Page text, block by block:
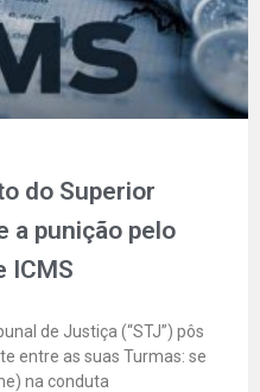
do Superior
a punição pelo
ICMS
de Justiça (“STJ”) pôs
entre as suas Turmas: se
na conduta